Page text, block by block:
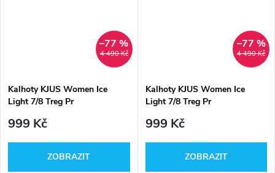
4 490 Kč
–77 %
Kalhoty KJUS Women Ice
Light 7/8 Treg Pr
999 Kč
ZOBRAZIT
4 490 Kč
–77 %
Kalhoty KJUS Women Ice
Light 7/8 Treg Pr
999 Kč
ZOBRAZIT